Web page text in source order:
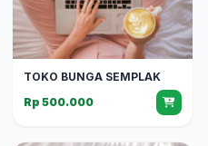
TOKO BUNGA SEMPLAK
Rp 500.000